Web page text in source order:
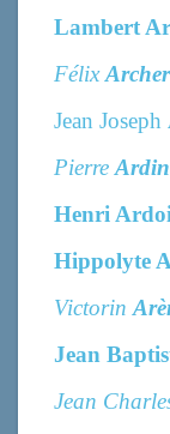
Lambert
FélixArcher
Jean Joseph
Pierre Ardin
Henri
Hippolyte
Victorin
Jean
Jean